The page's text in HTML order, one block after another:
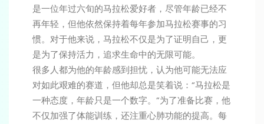
是一位年过六旬的马拉松爱好者，尽管年龄已经不
再年轻，但他依然保持着每年参加马拉松赛事的习
惯。对于他来说，马拉松不仅是为了证明自己，更
是为了保持活力，追求生命中的无限可能。
很多人都为他的年龄感到担忧，认为他可能无法应
对如此艰难的赛道，但他却总是笑着说：“马拉松是
一种态度，年龄只是一个数字。”为了准备比赛，他
不仅加强了体能训练，还注重心肺功能的提高。每